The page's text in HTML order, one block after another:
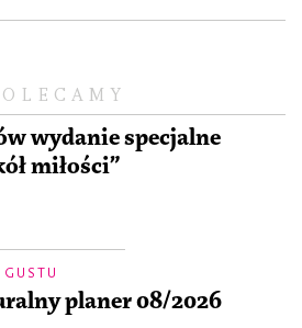
wydanie specjalne
miłości”
planer 08/2026